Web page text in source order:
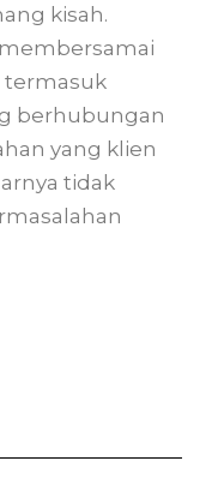
kisah.
termasuk
berhubungan
yang klien
tidak